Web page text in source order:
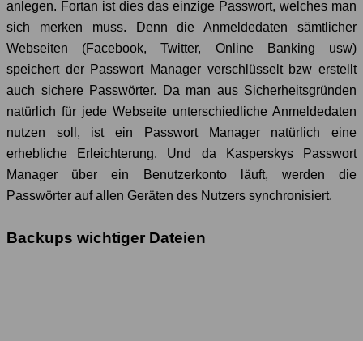
anlegen. Fortan ist dies das einzige Passwort, welches man
sich merken muss. Denn die Anmeldedaten sämtlicher
Webseiten (Facebook, Twitter, Online Banking usw)
speichert der Passwort Manager verschlüsselt bzw erstellt
auch sichere Passwörter. Da man aus Sicherheitsgründen
natürlich für jede Webseite unterschiedliche Anmeldedaten
nutzen soll, ist ein Passwort Manager natürlich eine
erhebliche Erleichterung. Und da Kasperskys Passwort
Manager über ein Benutzerkonto läuft, werden die
Passwörter auf allen Geräten des Nutzers synchronisiert.
Backups wichtiger Dateien